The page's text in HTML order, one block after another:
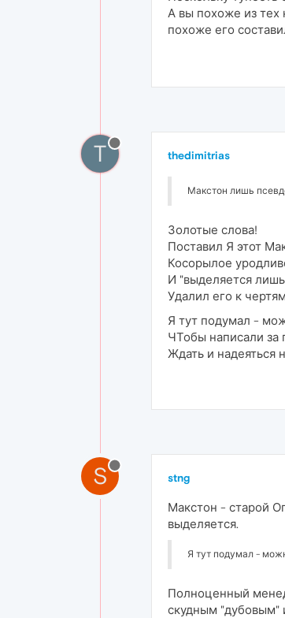
А вы похоже из тех
похоже его
T thedimitrias
Макстон лишь
Золотые слова!
Поставил Я этот
Косорылое
И "выделяется
Удалил его к
Я тут подумал -
ЧТобы написали за
Ждать и надеяться
S stng
Макстон - старой
выделяется.
Я тут подумал -
Полноценный
скудным "дубовым"